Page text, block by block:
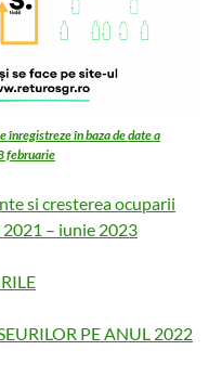
în baza de date a
februarie
si cresterea ocuparii
– iunie 2023
PE ANUL 2022